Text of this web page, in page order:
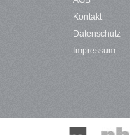
Kontakt
Datenschutz
Impressum